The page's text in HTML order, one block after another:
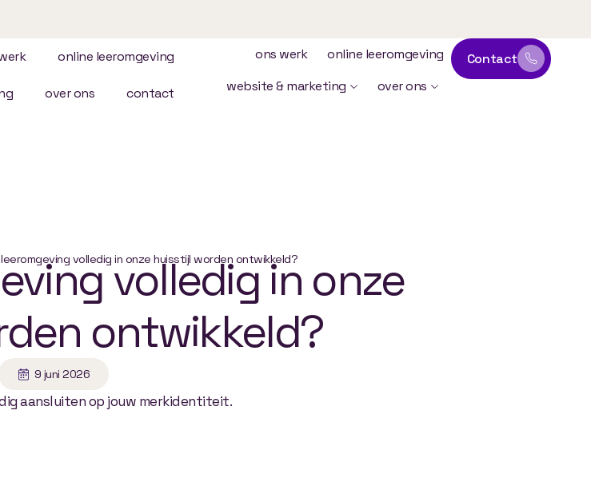
online leeromgeving
over ons contact
ons werk
online leeromgeving
website & marketing
over ons
Contact
leeromgeving volledig in onze huisstijl worden ontwikkeld?
volledigin onze
ontwikkeld?
9 juni 2026
aansluiten op jouw merkidentiteit.